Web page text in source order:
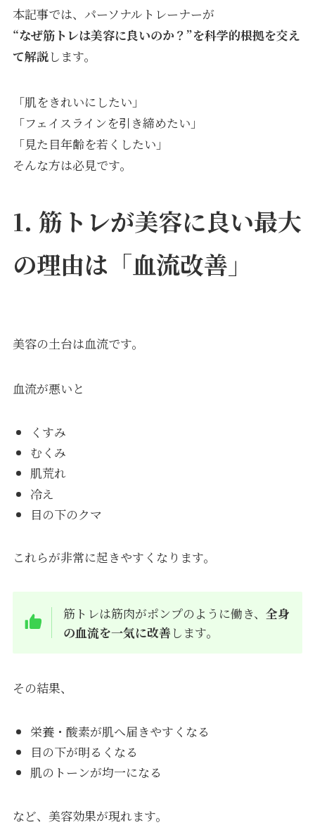
本記事では、パーソナルトレーナーが
“なぜ筋トレは美容に良いのか？”を科学的根拠を交え
て解説します。
「肌をきれいにしたい」
「フェイスラインを引き締めたい」
「見た目年齢を若くしたい」
そんな方は必見です。
1. 筋トレが美容に良い最大
の理由は「血流改善」
美容の土台は血流です。
血流が悪いと
くすみ
むくみ
肌荒れ
冷え
目の下のクマ
これらが非常に起きやすくなります。
筋トレは筋肉がポンプのように働き、全身
の血流を一気に改善します。
その結果、
栄養・酸素が肌へ届きやすくなる
目の下が明るくなる
肌のトーンが均一になる
など、美容効果が現れます。